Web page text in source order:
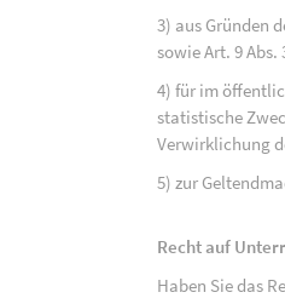
3) aus Gründen
sowie Art. 9 Abs.
4) für im
statistische
Verwirklichung
5) zur
Recht auf
Haben Sie das